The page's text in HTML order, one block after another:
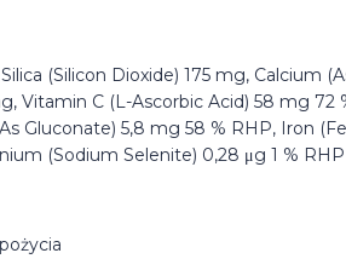
(Silicon Dioxide) 175 mg, Calcium
Vitamin C (L-Ascorbic Acid) 58 mg 72
Gluconate) 5,8 mg 58 % RHP, Iron
(Sodium Selenite) 0,28 μg 1 %